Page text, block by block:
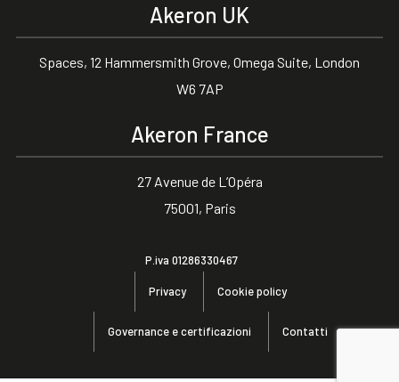
Akeron UK
Spaces, 12 Hammersmith Grove, Omega Suite, London
W6 7AP
Akeron France
27 Avenue de L’Opéra
75001, Paris
P.iva 01286330467
Privacy Cookie policy
Governance e certificazioni Contatti